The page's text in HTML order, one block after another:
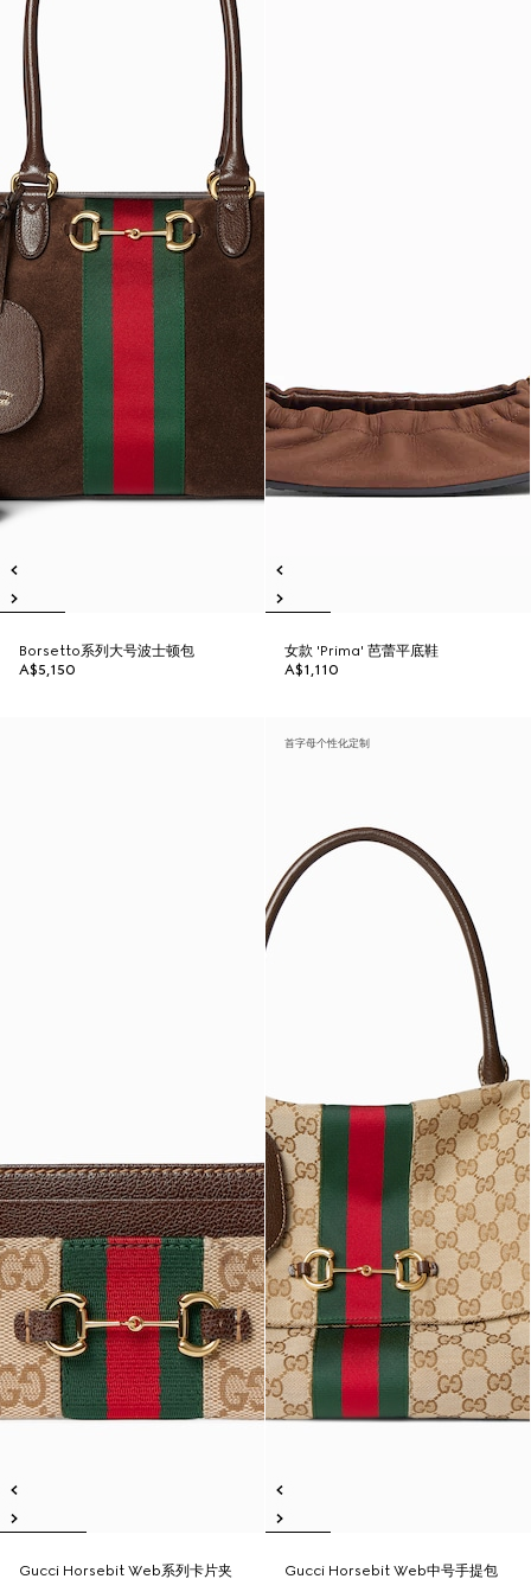
Borsetto系列大号波士顿包
A$5,150
女款 'Prima' 芭蕾平底鞋
A$1,110
Gucci Horsebit Web系列卡片夹
首字母个性化定制
Gucci Horsebit Web中号手提包